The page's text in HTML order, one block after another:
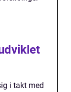
i takt med